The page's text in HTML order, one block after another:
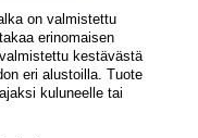
on valmistettu
erinomaisen
kestävästä
eri alustoilla. Tuote
kuluneelle tai